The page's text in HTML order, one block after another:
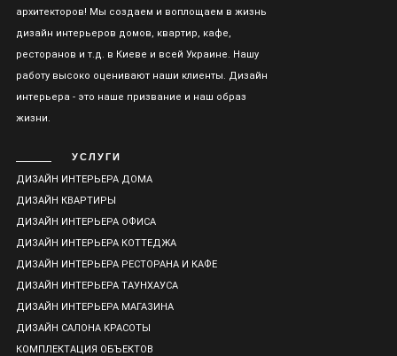
архитекторов! Мы создаем и воплощаем в жизнь
дизайн интерьеров домов, квартир, кафе,
ресторанов и т.д. в Киеве и всей Украине. Нашу
работу высоко оценивают наши клиенты. Дизайн
интерьера - это наше призвание и наш образ
жизни.
УСЛУГИ
ДИЗАЙН ИНТЕРЬЕРА ДОМА
ДИЗАЙН КВАРТИРЫ
ДИЗАЙН ИНТЕРЬЕРА ОФИСА
ДИЗАЙН ИНТЕРЬЕРА КОТТЕДЖА
ДИЗАЙН ИНТЕРЬЕРА РЕСТОРАНА И КАФЕ
ДИЗАЙН ИНТЕРЬЕРА ТАУНХАУСА
ДИЗАЙН ИНТЕРЬЕРА МАГАЗИНА
ДИЗАЙН САЛОНА КРАСОТЫ
КОМПЛЕКТАЦИЯ ОБЪЕКТОВ